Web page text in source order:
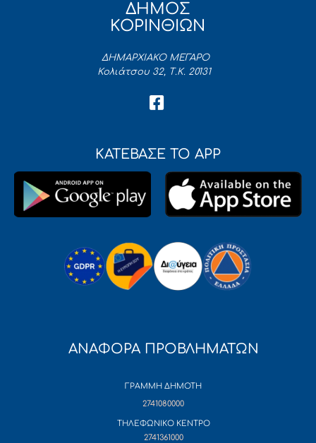
ΔΗΜΟΣ
ΚΟΡΙΝΘΙΩΝ
ΔΗΜΑΡΧΙΑΚΟ ΜΕΓΑΡΟ
Κολιάτσου 32, Τ.Κ. 20131
ΚΑΤΕΒΑΣΕ ΤΟ APP
ΑΝΑΦΟΡΑ ΠΡΟΒΛΗΜΑΤΩΝ
ΓΡΑΜΜΗ ΔΗΜΟΤΗ
2741080000
ΤΗΛΕΦΩΝΙΚΟ ΚΕΝΤΡΟ
2741361000